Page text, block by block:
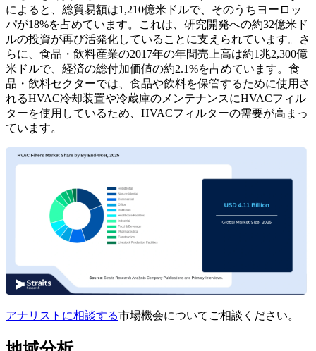
によると、総貿易額は1,210億米ドルで、そのうちヨーロッ
パが18%を占めています。これは、研究開発への約32億米ド
ルの投資が再び活発化していることに支えられています。さ
らに、食品・飲料産業の2017年の年間売上高は約1兆2,300億
米ドルで、経済の総付加価値の約2.1%を占めています。食
品・飲料セクターでは、食品や飲料を保管するために使用さ
れるHVAC冷却装置や冷蔵庫のメンテナンスにHVACフィル
ターを使用しているため、HVACフィルターの需要が高まっ
ています。
アナリストに相談する市場機会についてご相談ください。